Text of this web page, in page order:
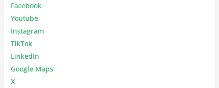
Facebook
Youtube
Instagram
TikTok
LinkedIn
Google Maps
X